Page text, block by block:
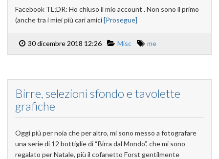
Facebook TL;DR: Ho chiuso il mio account . Non sono il primo
(anche tra i miei più cari amici[Prosegue]
30 dicembre 2018 12:26 Misc me
Birre, selezioni sfondo e tavolette
grafiche
Oggi piú per noia che per altro, mi sono messo a fotografare
una serie di 12 bottiglie di “Birra dal Mondo”, che mi sono
regalato per Natale, più il cofanetto Forst gentilmente